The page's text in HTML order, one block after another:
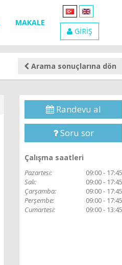
GİRİŞ
MAKALE
Arama sonuçlarına dön
Randevu al
Soru sor
Çalışma saatleri
Pazartesi:
09:00 - 17:45
Salı:
09:00 - 17:45
Çarşamba:
09:00 - 17:45
Perşembe:
09:00 - 17:45
Cumartesi:
09:00 - 13:45